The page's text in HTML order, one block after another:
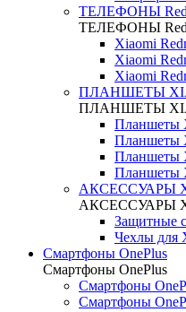
ТЕЛЕФОНЫ
ТЕЛЕФОНЫ
Xiaomi
Xiaomi
Xiaomi
ПЛАНШЕТЫ
ПЛАНШЕТЫ
Планшеты
Планшеты
Планшеты
Планшеты
АКСЕССУАРЫ
АКСЕССУАРЫ
Защитные
Чехлы для
Смартфоны OnePlus
Смартфоны OnePlus
Смартфоны
Смартфоны